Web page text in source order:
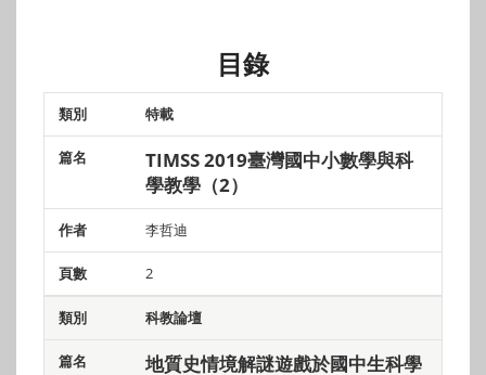
目錄
類別 作者
特載
TIMSS 2019臺灣國中小數學與科
學教學（2）
李哲迪
2
科教論壇
地質史情境解謎遊戲於國中生科學